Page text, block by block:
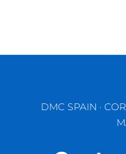
DMC SPAIN ·